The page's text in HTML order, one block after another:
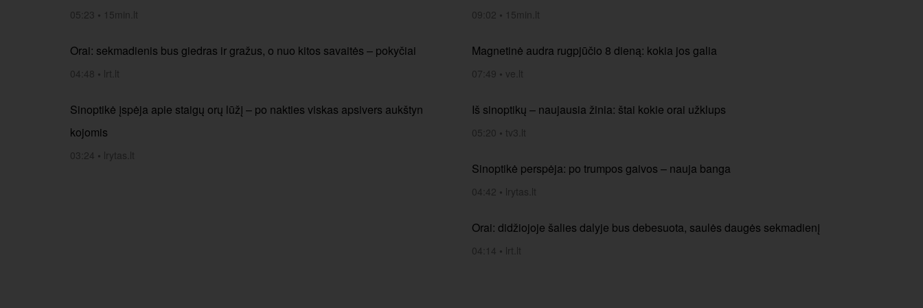
05:23 • 15min.lt
Orai: sekmadienis bus giedras ir gražus, o nuo kitos savaitės – pokyčiai
04:48 • lrt.lt
Sinoptikė įspėja apie staigų orų lūžį – po nakties viskas apsivers aukštyn
kojomis
03:24 • lrytas.lt
09:02 • 15min.lt
Magnetinė audra rugpjūčio 8 dieną: kokia jos galia
07:49 • ve.lt
Iš sinoptikų – naujausia žinia: štai kokie orai užklups
05:20 • tv3.lt
Sinoptikė perspėja: po trumpos gaivos – nauja banga
04:42 • lrytas.lt
Orai: didžiojoje šalies dalyje bus debesuota, saulės daugės sekmadienį
04:14 • lrt.lt